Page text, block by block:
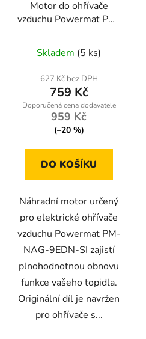
Motor do ohřívače
vzduchu Powermat PM-
Skladem (5 ks)
627 Kč bez DPH
759 Kč
959 Kč
(–20 %)
DO KOŠÍKU
Náhradní motor určený
pro elektrické ohřívače
vzduchu Powermat PM-
NAG-9EDN-SI zajistí
plnohodnotnou obnovu
funkce vašeho topidla.
Originální díl je navržen
pro ohřívače s...